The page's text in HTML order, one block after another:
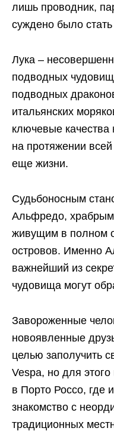
лишь проводник,
суждено было
Лука –
подводных
подводных
итальянских
ключевые
на протяжении
еще жизни.
Судьбоносным
Альфредо,
живущим в полном
островов. Именно
важнейший из
чудовища могут
Завороженные
новоявленные
целью заполучить
Vespa, но для
в Порто Россо, где
знакомство с
традиционных